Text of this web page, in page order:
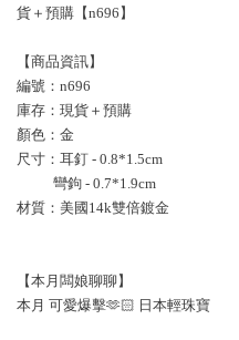
貨＋預購【n696】
【商品資訊】
編號：n696
庫存：現貨＋預購
顏色：金
尺寸：耳釘 - 0.8*1.5cm
彎鉤 - 0.7*1.9cm
材質：美國14k雙倍鍍金
【本月闆娘聊聊】
本月 可愛爆擊🫶🏻 日本輕珠寶